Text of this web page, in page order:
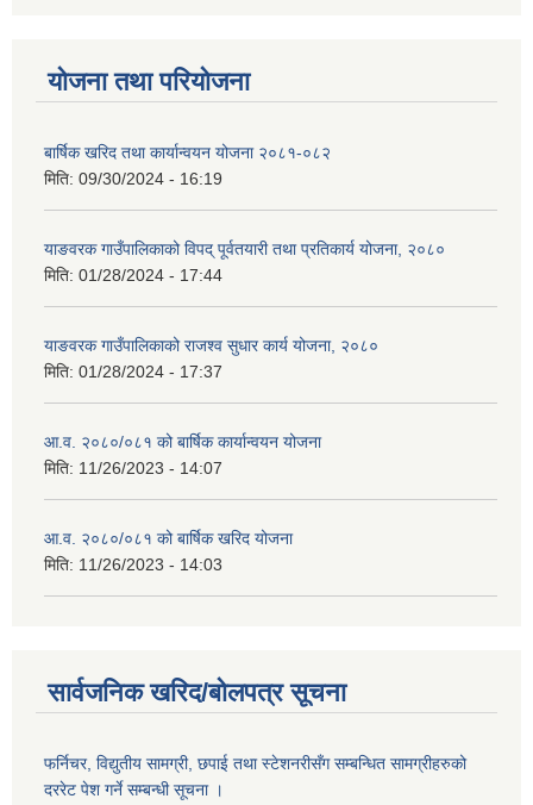
योजना तथा परियोजना
बार्षिक खरिद तथा कार्यान्वयन योजना २०८१-०८२
मिति: 09/30/2024 - 16:19
याङवरक गाउँपालिकाको विपद् पूर्वतयारी तथा प्रतिकार्य योजना, २०८०
मिति: 01/28/2024 - 17:44
याङवरक गाउँपालिकाको राजश्व सुधार कार्य योजना, २०८०
मिति: 01/28/2024 - 17:37
आ.व. २०८०/०८१ को बार्षिक कार्यान्वयन योजना
मिति: 11/26/2023 - 14:07
आ.व. २०८०/०८१ को बार्षिक खरिद योजना
मिति: 11/26/2023 - 14:03
सार्वजनिक खरिद/बोलपत्र सूचना
फर्निचर, विद्युतीय सामग्री, छपाई तथा स्टेशनरीसँग सम्बन्धित सामग्रीहरुको
दररेट पेश गर्ने सम्बन्धी सूचना ।